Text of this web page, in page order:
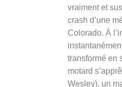
vraiment et
crash d’une
Colorado. À
transformé en
motard
Wesley), un